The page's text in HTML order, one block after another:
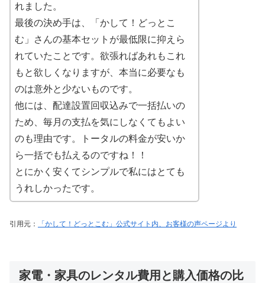
れました。
最後の決め手は、「かして！どっとこ
む」さんの基本セットが最低限に抑えら
れていたことです。欲張ればあれもこれ
もと欲しくなりますが、本当に必要なも
のは意外と少ないものです。
他には、配達設置回収込みで一括払いの
ため、毎月の支払を気にしなくてもよい
のも理由です。トータルの料金が安いか
ら一括でも払えるのですね！！
とにかく安くてシンプルで私にはとても
うれしかったです。
引用元： 「かして！どっとこむ」公式サイト内、お客様の声ページより
家電・家具のレンタル費用と購入価格の比